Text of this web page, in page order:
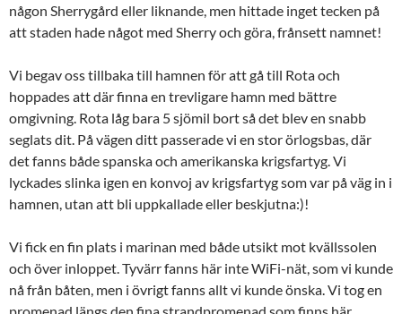
någon Sherrygård eller liknande, men hittade inget tecken på
att staden hade något med Sherry och göra, frånsett namnet!
Vi begav oss tillbaka till hamnen för att gå till Rota och
hoppades att där finna en trevligare hamn med bättre
omgivning. Rota låg bara 5 sjömil bort så det blev en snabb
seglats dit. På vägen ditt passerade vi en stor örlogsbas, där
det fanns både spanska och amerikanska krigsfartyg. Vi
lyckades slinka igen en konvoj av krigsfartyg som var på väg in i
hamnen, utan att bli uppkallade eller beskjutna:)!
Vi fick en fin plats i marinan med både utsikt mot kvällssolen
och över inloppet. Tyvärr fanns här inte WiFi-nät, som vi kunde
nå från båten, men i övrigt fanns allt vi kunde önska. Vi tog en
promenad längs den fina strandpromenad som finns här.